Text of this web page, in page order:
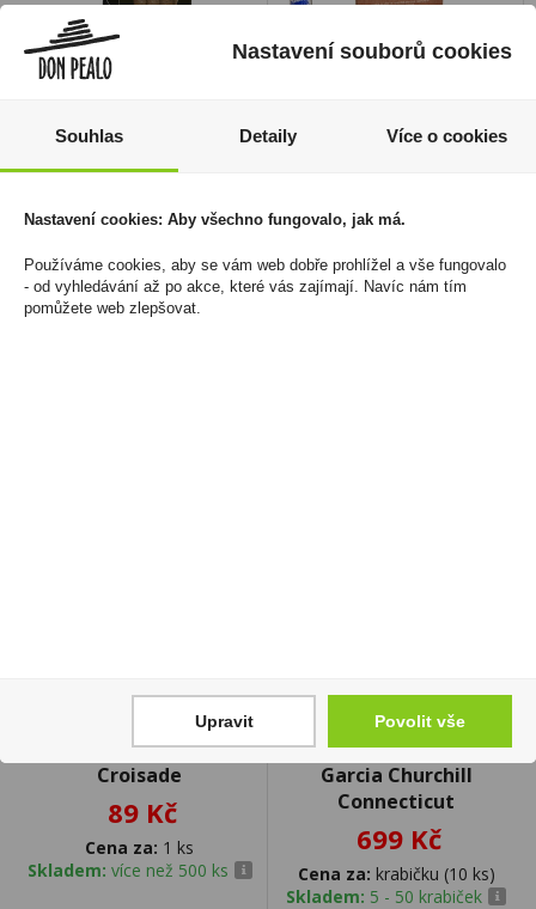
Kretek Filtr Cigarillos
79 Kč
Cena za:krabičku (1 ks)
Cigars Corona
1 099 Kč
Cena za:krabičku (10 ks)
Chardonnay 0,75l La
Croisade
89 Kč
Cena za: 1 ks
Skladem: více než 500 ks
Doutníky Casa de
Garcia Churchill
Connecticut
699 Kč
Cena za: krabičku (10 ks)
Skladem: 5 - 50 krabiček
Nastavení souborů cookies
Souhlas Detaily Více o cookies
Nastavení cookies: Aby všechno fungovalo, jak má.
Používáme cookies, aby se vám web dobře prohlížel a vše fungovalo
- od vyhledávání až po akce, které vás zajímají. Navíc nám tím
pomůžete web zlepšovat.
Upravit Povolit vše